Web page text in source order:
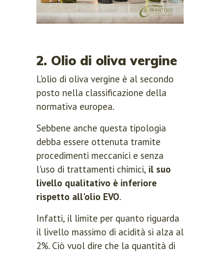
2. Olio di oliva vergine
L'olio di oliva vergine è al secondo
posto nella classificazione della
normativa europea.
Sebbene anche questa tipologia
debba essere ottenuta tramite
procedimenti meccanici e senza
l'uso di trattamenti chimici, il suo
livello qualitativo è inferiore
rispetto all'olio EVO.
Infatti, il limite per quanto riguarda
il livello massimo di acidità si alza al
2%. Ciò vuol dire che la quantità di